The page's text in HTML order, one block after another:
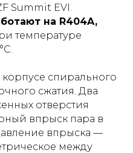
Summit EVI.
на R404A,
температуре
спирального
сжатия. Два
отверстия
впрыск пара в
впрыска —
между